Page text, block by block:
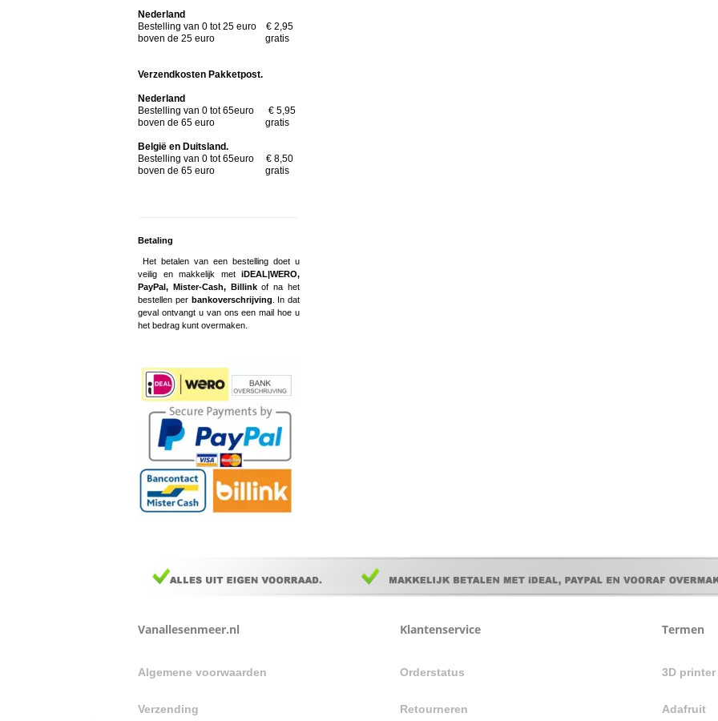
Nederland
Bestelling van 0 tot 25 euro € 2,95
boven de 25 euro gratis
Verzendkosten Pakketpost.
Nederland
Bestelling van 0 tot 65euro € 5,95
boven de 65 euro gratis
België en Duitsland.
Bestelling van 0 tot 65euro € 8,50
boven de 65 euro gratis
Betaling
Het betalen van een bestelling doet u
veilig en makkelijk met iDEAL|WERO,
PayPal, Mister-Cash, Billinkof na het
bestellen per bankoverschrijving . In dat
geval ontvangt u van ons een mail hoe u
het bedrag kunt overmaken.
Vanallesenmeer.nl
Algemene voorwaarden
Verzending
Klantenservice
Orderstatus
Retourneren
Termen
3D
Adafruit